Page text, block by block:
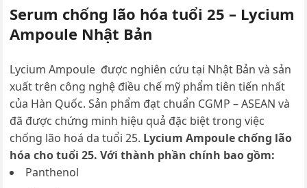
Serum chống lão hóa tuổi 25 – Lycium
Ampoule Nhật Bản
Lycium Ampoule được nghiên cứu tại Nhật Bản và sản
xuất trên công nghệ điều chế mỹ phẩm tiên tiến nhất
của Hàn Quốc. Sản phẩm đạt chuẩn CGMP – ASEAN và
đã được chứng minh hiệu quả đặc biệt trong việc
chống lão hoá da tuổi 25. Lycium Ampoule chống lão
hóa cho tuổi 25. Với thành phần chính bao gồm:
Panthenol